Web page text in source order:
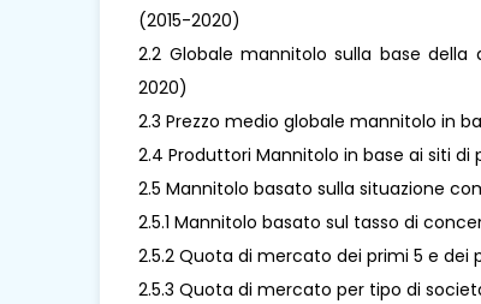
(2015-2020)
2.2 Globale mannitolo sulla base
2020)
2.3 Prezzo medio globale mannitolo in
2.4 Produttori Mannitolo in base ai siti
2.5 Mannitolo basato sulla situazione
2.5.1 Mannitolo basato sul tasso di
2.5.2 Quota di mercato dei primi 5 e dei
2.5.3 Quota di mercato per tipo di